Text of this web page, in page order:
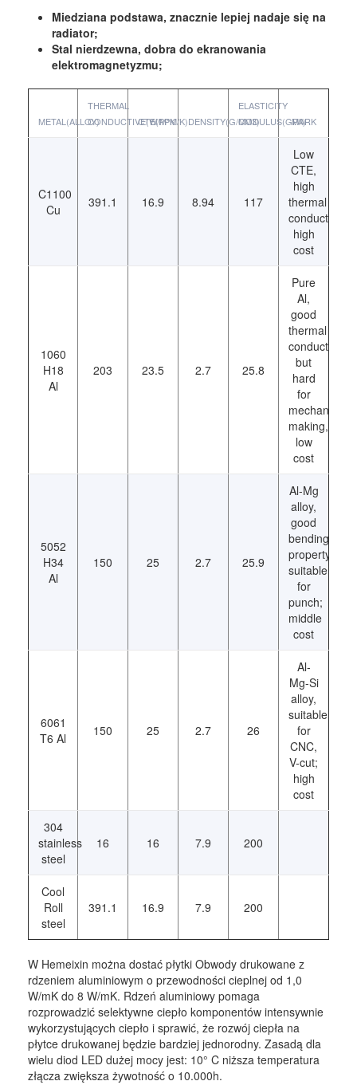
Miedziana podstawa, znacznie lepiej nadaje się na
radiator;
Stal nierdzewna, dobra do ekranowania
elektromagnetyzmu;
METAL(ALLOY)
THERMAL
CONDUCTIVE(W/M*K
CTE(PPM/K)DENSITY(G/CM3)
ELASTICITY
MODULUS(GPA)
MARK
C1100
Cu
391.1 16.9 8.94 117
Low
CTE,
high
thermal
conductivity;
high
cost
1060
H18
Al
203 23.5 2.7 25.8
Pure
Al,
good
thermal
conductivity
but
hard
for
mechanical
making,
low
cost
5052
H34
Al
150 25 2.7 25.9
Al-Mg
alloy,
good
bending
property,
suitable
for
punch;
middle
cost
6061
T6 Al
150 25 2.7 26
Al-
Mg-Si
alloy,
suitable
for
CNC,
V-cut;
high
cost
304
stainless
steel
16 16 7.9 200
Cool
Roll
steel
391.1 16.9 7.9 200
W Hemeixin można dostać płytki Obwody drukowane z
rdzeniem aluminiowym o przewodności cieplnej od 1,0
W/mK do 8 W/mK. Rdzeń aluminiowy pomaga
rozprowadzić selektywne ciepło komponentów intensywnie
wykorzystujących ciepło i sprawić, że rozwój ciepła na
płytce drukowanej będzie bardziej jednorodny. Zasadą dla
wielu diod LED dużej mocy jest: 10° C niższa temperatura
złącza zwiększa żywotność o 10.000h.